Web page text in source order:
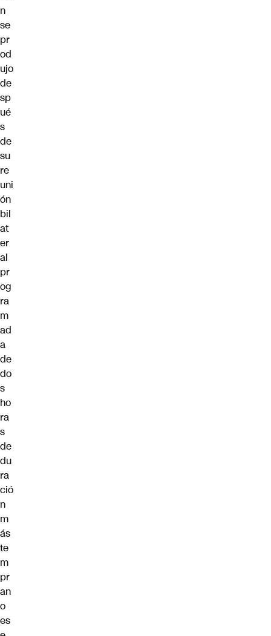
n
se
pr
od
ujo
de
sp
ué
s
de
su
re
uni
ón
bil
at
er
al
pr
og
ra
m
ad
a
de
do
s
ho
ra
s
de
du
ra
ció
n
m
ás
te
m
pr
an
o
es